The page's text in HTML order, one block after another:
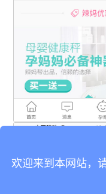
欢迎来到本网站，